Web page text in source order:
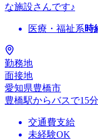
な施設さんです♪
医療・福祉系時
勤務地
面接地
愛知県豊橋市
豊橋駅からバスで15分
交通費支給
未経験OK